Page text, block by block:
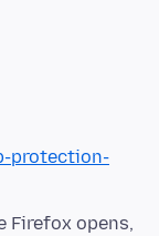
protection-
Firefox opens,